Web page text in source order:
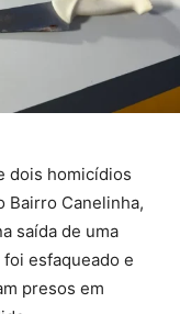
dois homicídios
Bairro Canelinha,
saída de uma
esfaqueado e
presos em